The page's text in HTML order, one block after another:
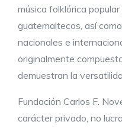
música folklórica
guatemaltecos, así
nacionales e
originalmente
demuestran la
Fundación Carlos F.
carácter privado, no